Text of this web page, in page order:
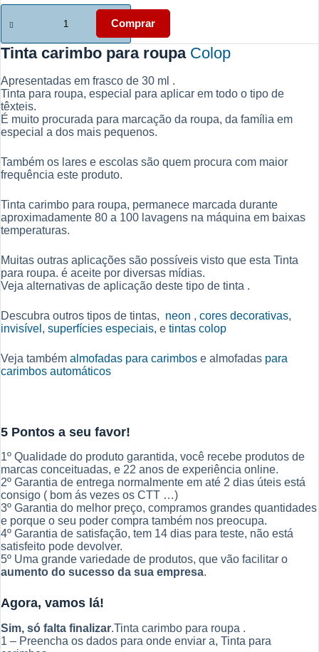
original
era:
atual
Quantidade
de
carimbo
para
Comprar
Tinta carimbo para roupa Colop
Apresentadas em frasco de 30 ml .
Tinta para roupa, especial para aplicar em todo o tipo de
têxteis.
É muito procurada para marcação da roupa, da família em
especial a dos mais pequenos.
Também os lares e escolas são quem procura com maior
frequência este produto.
Tinta carimbo para roupa, permanece marcada durante
aproximadamente 80 a 100 lavagens na máquina em baixas
temperaturas.
Muitas outras aplicações são possíveis visto que esta Tinta
para roupa. é aceite por diversas mídias.
Veja alternativas de aplicação deste tipo de tinta .
Descubra outros tipos de tintas, neon , cores decorativas,
invisível , superfícies especiais, e tintas colop
Veja também almofadas para carimbos e almofadas para
carimbos automáticos
5 Pontos a seu favor!
1º Qualidade do produto garantida, você recebe produtos de
marcas conceituadas, e 22 anos de experiência online.
2º Garantia de entrega normalmente em até 2 dias úteis está
consigo ( bom ás vezes os CTT …)
3º Garantia do melhor preço, compramos grandes quantidades
e porque o seu poder compra também nos preocupa.
4º Garantia de satisfação, tem 14 dias para teste, não está
satisfeito pode devolver.
5º Uma grande variedade de produtos, que vão facilitar o
aumento do sucesso da sua empresa.
Agora, vamos lá!
Sim, só falta finalizar.Tinta carimbo para roupa .
1 – Preencha os dados para onde enviar a, Tinta para